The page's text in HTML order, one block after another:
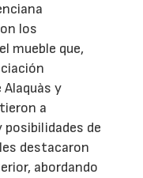
los
mueble que,
Alaquàs y
a
de
destacaron
abordando